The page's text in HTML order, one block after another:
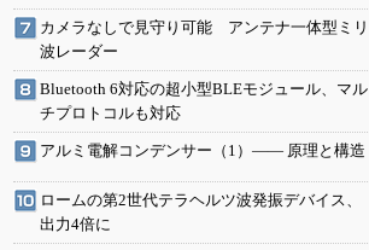
カメラなしで見守り可能 アンテナ一体型ミリ
波レーダー
Bluetooth 6対応の超小型BLEモジュール、マル
チプロトコルも対応
アルミ電解コンデンサー（1）―― 原理と構造
ロームの第2世代テラヘルツ波発振デバイス、
出力4倍に